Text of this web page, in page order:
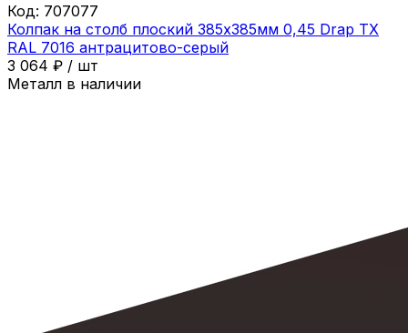
Код: 707077
Колпак на столб плоский 385х385мм 0,45 Drap ТХ
RAL 7016 антрацитово-серый
3 064 ₽ / шт
Металл в наличии